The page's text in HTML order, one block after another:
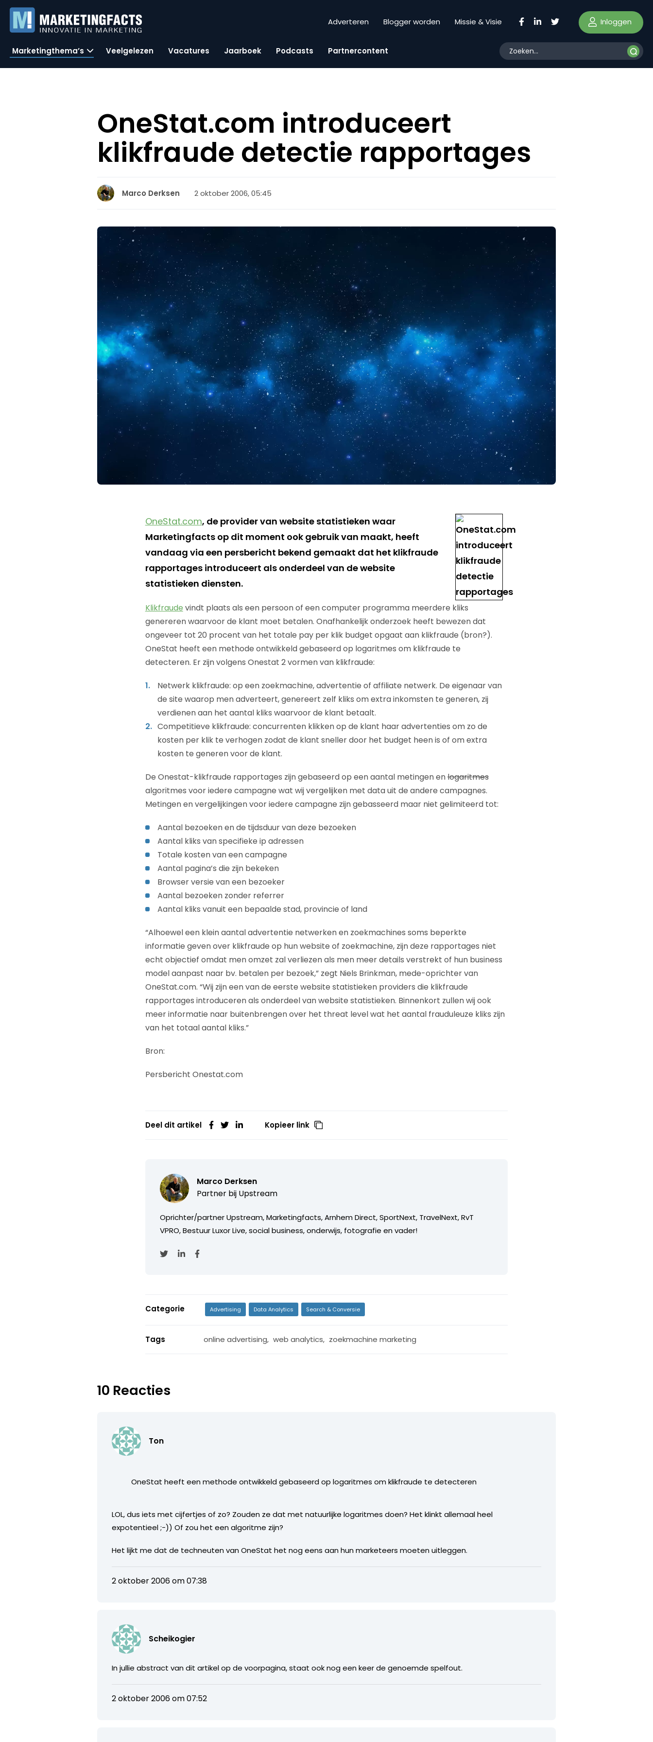
Adverteren Blogger worden Missie & Visie Inloggen
Marketingthema’s Veelgelezen Vacatures Jaarboek Podcasts Partnercontent
OneStat.com introduceert
klikfraude detectie rapportages
Marco Derksen 2 oktober 2006, 05:45
OneStat.com, de provider van website statistieken waar
Marketingfacts op dit moment ook gebruik van maakt, heeft
vandaag via een persbericht bekend gemaakt dat het klikfraude
rapportages introduceert als onderdeel van de website
statistieken diensten.
Klikfraude vindt plaats als een persoon of een computer programma meerdere kliks
genereren waarvoor de klant moet betalen. Onafhankelijk onderzoek heeft bewezen dat
ongeveer tot 20 procent van het totale pay per klik budget opgaat aan klikfraude (bron?).
OneStat heeft een methode ontwikkeld gebaseerd op logaritmes om klikfraude te
detecteren. Er zijn volgens Onestat 2 vormen van klikfraude:
Netwerk klikfraude: op een zoekmachine, advertentie of affiliate netwerk. De eigenaar van
de site waarop men adverteert, genereert zelf kliks om extra inkomsten te generen, zij
verdienen aan het aantal kliks waarvoor de klant betaalt.
Competitieve klikfraude: concurrenten klikken op de klant haar advertenties om zo de
kosten per klik te verhogen zodat de klant sneller door het budget heen is of om extra
kosten te generen voor de klant.
De Onestat-klikfraude rapportages zijn gebaseerd op een aantal metingen enlogaritmes
algoritmes voor iedere campagne wat wij vergelijken met data uit de andere campagnes.
Metingen en vergelijkingen voor iedere campagne zijn gebasseerd maar niet gelimiteerd tot:
Aantal bezoeken en de tijdsduur van deze bezoeken
Aantal kliks van specifieke ip adressen
Totale kosten van een campagne
Aantal pagina’s die zijn bekeken
Browser versie van een bezoeker
Aantal bezoeken zonder referrer
Aantal kliks vanuit een bepaalde stad, provincie of land
“Alhoewel een klein aantal advertentie netwerken en zoekmachines soms beperkte
informatie geven over klikfraude op hun website of zoekmachine, zijn deze rapportages niet
echt objectief omdat men omzet zal verliezen als men meer details verstrekt of hun business
model aanpast naar bv. betalen per bezoek,” zegt Niels Brinkman, mede-oprichter van
OneStat.com. “Wij zijn een van de eerste website statistieken providers die klikfraude
rapportages introduceren als onderdeel van website statistieken. Binnenkort zullen wij ook
meer informatie naar buitenbrengen over het threat level wat het aantal frauduleuze kliks zijn
van het totaal aantal kliks.”
Bron:
Persbericht Onestat.com
Deel dit artikel Kopieer link
Marco Derksen
Partner bij Upstream
Oprichter/partner Upstream, Marketingfacts, Arnhem Direct, SportNext, TravelNext, RvT
VPRO, Bestuur Luxor Live, social business, onderwijs, fotografie en vader!
Categorie Advertising Data Analytics Search & Conversie
Tags online advertising, web analytics, zoekmachine marketing
10 Reacties
Ton
OneStat heeft een methode ontwikkeld gebaseerd op logaritmes om klikfraude te detecteren
LOL, dus iets met cijfertjes of zo? Zouden ze dat met natuurlijke logaritmes doen? Het klinkt allemaal heel
expotentieel ;-)) Of zou het een algoritme zijn?
Het lijkt me dat de techneuten van OneStat het nog eens aan hun marketeers moeten uitleggen.
2 oktober 2006 om 07:38
Scheikogier
In jullie abstract van dit artikel op de voorpagina, staat ook nog een keer de genoemde spelfout.
2 oktober 2006 om 07:52